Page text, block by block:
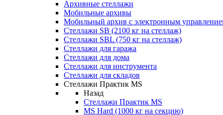
Архивные стеллажи
Мобильные архивы
Мобильный архив с электронным
Стеллажи SB (2100 кг на стеллаж)
Стеллажи SBL (750 кг на стеллаж)
Стеллажи для гаража
Стеллажи для дома
Стеллажи для инструмента
Стеллажи для складов
Стеллажи Практик MS
Назад
Стеллажи Практик MS
MS Hard (1000 кг на секцию)